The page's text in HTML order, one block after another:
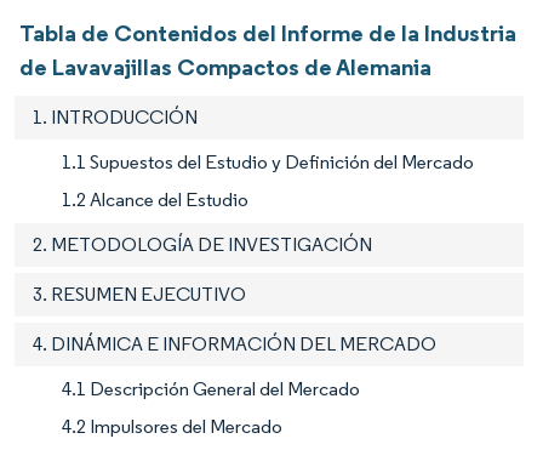
Tabla de Contenidos del Informe de la Industria
de Lavavajillas Compactos de Alemania
1. INTRODUCCIÓN
1.1 Supuestos del Estudio y Definición del Mercado
1.2 Alcance del Estudio
2. METODOLOGÍA DE INVESTIGACIÓN
3. RESUMEN EJECUTIVO
4. DINÁMICA E INFORMACIÓN DEL MERCADO
4.1 Descripción General del Mercado
4.2 Impulsores del Mercado